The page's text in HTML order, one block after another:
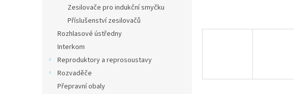
Zesilovače pro indukční smyčku
Příslušenství zesilovačů
Rozhlasové ústředny
Interkom
Reproduktory a reprosoustavy
Rozvaděče
Přepravní obaly